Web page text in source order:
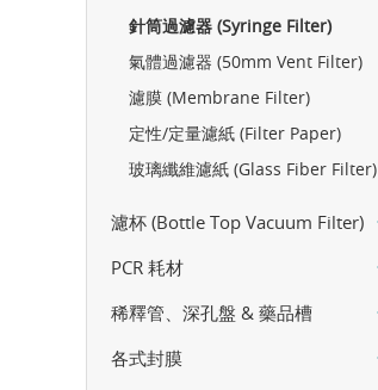
針筒過濾器 (Syringe Filter)
氣體過濾器 (50mm Vent Filter)
濾膜 (Membrane Filter)
定性/定量濾紙 (Filter Paper)
玻璃纖維濾紙 (Glass Fiber Filter)
濾杯 (Bottle Top Vacuum Filter)
PCR 耗材
稀釋管、深孔盤 & 藥品槽
各式封膜